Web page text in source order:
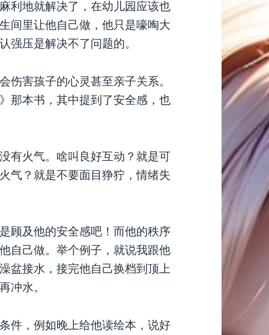
利地就解决了，在幼儿园应该也
间里让他自己做，他只是嚎啕大
强压是解决不了问题的。
伤害孩子的心灵甚至亲子关系。
那本书，其中提到了安全感，也
有火气。啥叫良好互动？就是可
气？就是不要面目狰狞，情绪失
顾及他的安全感吧！而他的秩序
自己做。举个例子，就说我跟他
盆接水，接完他自己换档到顶上
冲水。
件，例如晚上给他读绘本，说好